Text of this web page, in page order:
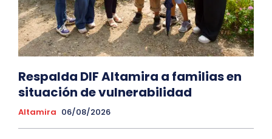
Respalda DIF Altamira a familias en
situación de vulnerabilidad
Altamira 06/08/2026